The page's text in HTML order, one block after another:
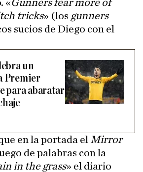
«Gunners fear more of
tricks» (los gunners
sucios de Diego con el
un
Premier
para abaratar
en la portada el Mirror
de palabras con la
in the grass» el diario